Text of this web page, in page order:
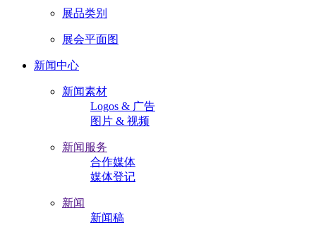
展品类别
展会平面图
新闻中心
新闻素材
Logos & 广告
图片 & 视频
新闻服务
合作媒体
媒体登记
新闻
新闻稿